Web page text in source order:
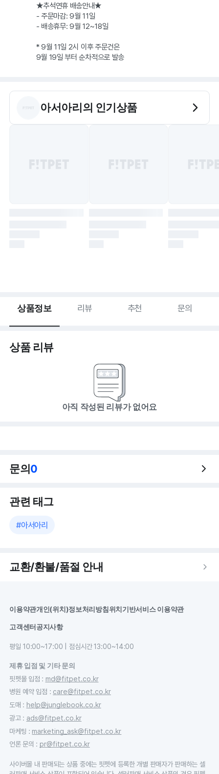
★추석연휴 배송안내★
- 주문마감: 9월 11일
- 배송휴무: 9월 12~18일
* 9월 11일 2시 이후 주문건은
9월 19일 부터 순차적으로 발송
아서아리 의 인기상품
상품정보 리뷰 추천 문의
상품 리뷰
아직 작성된 리뷰가 없어요
문의0
관련 태그
#아서아리
교환/환불/품절 안내
이용약관개인(위치)정보처리방침위치기반서비스 이용약관
고객센터공지사항
평일 10:00~17:00 | 점심시간 13:00~14:00
제휴 입점 및 기타 문의
핏펫몰 입점 : md@fitpet.co.kr
병원 예약 입점 : care@fitpet.co.kr
도매 : help@junglebook.co.kr
광고: ads@fitpet.co.kr
마케팅 : marketing_ask@fitpet.co.kr
언론 문의 : pr@fitpet.co.kr
사이버몰 내 판매되는 상품 중에는 핏펫에 등록한 개별 판매자가 판매하는 셀